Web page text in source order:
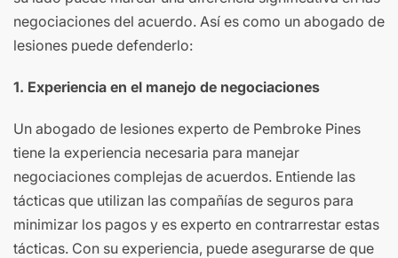
negociaciones del acuerdo. Así es como un abogado de
lesiones puede defenderlo:
1. Experiencia en el manejo de negociaciones
Un abogado de lesiones experto de Pembroke Pines
tiene la experiencia necesaria para manejar
negociaciones complejas de acuerdos. Entiende las
tácticas que utilizan las compañías de seguros para
minimizar los pagos y es experto en contrarrestar estas
tácticas. Con su experiencia, puede asegurarse de que